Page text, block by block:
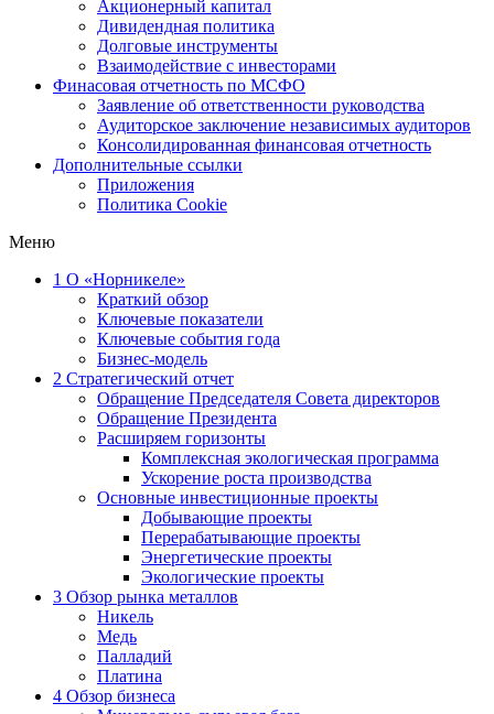
Акционерный капитал
Дивидендная политика
Долговые инструменты
Взаимодействие с инвеcторами
Финасовая отчетность по МСФО
Заявление об ответственности руководства
Аудиторское заключение независимых аудиторов
Консолидированная финансовая отчетность
Дополнительные ссылки
Приложения
Политика Cookie
Меню
1 О «Норникеле»
Краткий обзор
Ключевые показатели
Ключевые события года
Бизнес-модель
2 Стратегический отчет
Обращение Председателя Совета директоров
Обращение Президента
Расширяем горизонты
Комплексная экологическая программа
Ускорение роста производства
Основные инвестиционные проекты
Добывающие проекты
Перерабатывающие проекты
Энергетические проекты
Экологические проекты
3 Обзор рынка металлов
Никель
Медь
Палладий
Платина
4 Обзор бизнеса